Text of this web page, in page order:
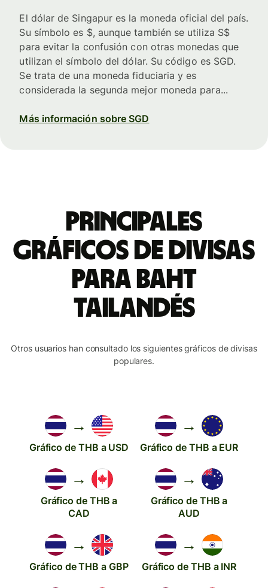
El dólar de Singapur es la moneda oficial del país.
Su símbolo es $, aunque también se utiliza S$
para evitar la confusión con otras monedas que
utilizan el símbolo del dólar. Su código es SGD.
Se trata de una moneda fiduciaria y es
considerada la segunda mejor moneda para...
Más información sobre SGD
Principales
gráficos de divisas
para baht
tailandés
Otros usuarios han consultado los siguientes gráficos de divisas
populares.
→
Gráfico de THB a USD
→
Gráfico de THB a EUR
→
Gráfico de THB a
CAD
→
Gráfico de THB a
AUD
→
Gráfico de THB a GBP
→
Gráfico de THB a INR